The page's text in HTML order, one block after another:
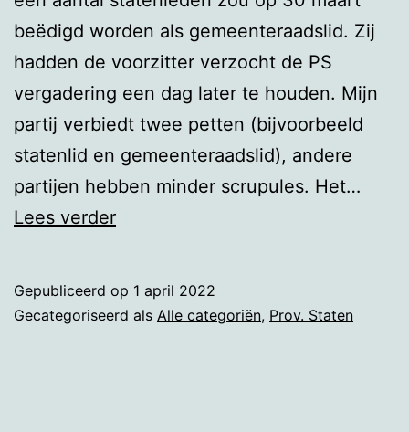
beëdigd worden als gemeenteraadslid. Zij
hadden de voorzitter verzocht de PS
vergadering een dag later te houden. Mijn
partij verbiedt twee petten (bijvoorbeeld
statenlid en gemeenteraadslid), andere
partijen hebben minder scrupules. Het…
Lees verderPopulisme
praktijk
Gepubliceerd op 1 april 2022
Gecategoriseerd als Alle categoriën, Prov. Staten